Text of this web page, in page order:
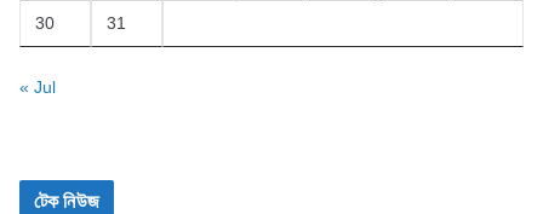
30 31
« Jul
টেক নিউজ